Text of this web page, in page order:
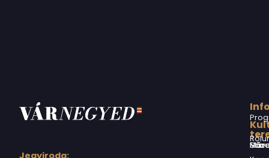
Jegyiroda:
Márai Sándor Művelődési Ház